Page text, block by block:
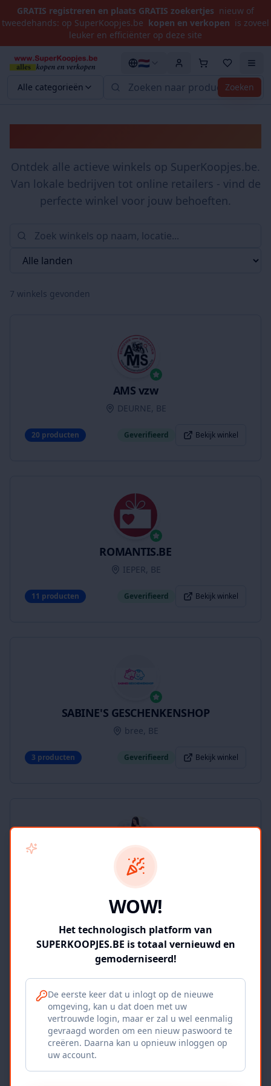
GRATIS registreren en plaats GRATIS zoekertjes nieuw of
tweedehands: op SuperKoopjes.be kopen en verkopen is zoveel
leuker en efficiënter op deze site
Alle categorieën Zoeken
🇳🇱
Ontdek alle actieve winkels op SuperKoopjes.be.
Van lokale bedrijven tot online retailers - vind de
perfecte winkel voor jouw behoeften.
7 winkels gevonden
AMS vzw
DEURNE, BE
20 producten Geverifieerd Bekijk winkel
ROMANTIS.BE
IEPER, BE
11 producten Geverifieerd Bekijk winkel
SABINE'S GESCHENKENSHOP
bree, BE
3 producten Geverifieerd Bekijk winkel
SUPERKOOPJES.BE
Geverifieerd
Iepers Kwartier
Ieper, BE
WOW!
Het technologisch platform van
SUPERKOOPJES.BE is totaal vernieuwd en
gemoderniseerd!
De eerste keer dat u inlogt op de nieuwe
omgeving, kan u dat doen met uw
vertrouwde login, maar er zal u wel eenmalig
gevraagd worden om een nieuw paswoord te
creëren. Daarna kan u opnieuw inloggen op
uw account.